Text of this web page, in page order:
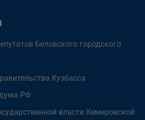
Беловского городского
Кузбасса
дума РФ
власти Кемеровской